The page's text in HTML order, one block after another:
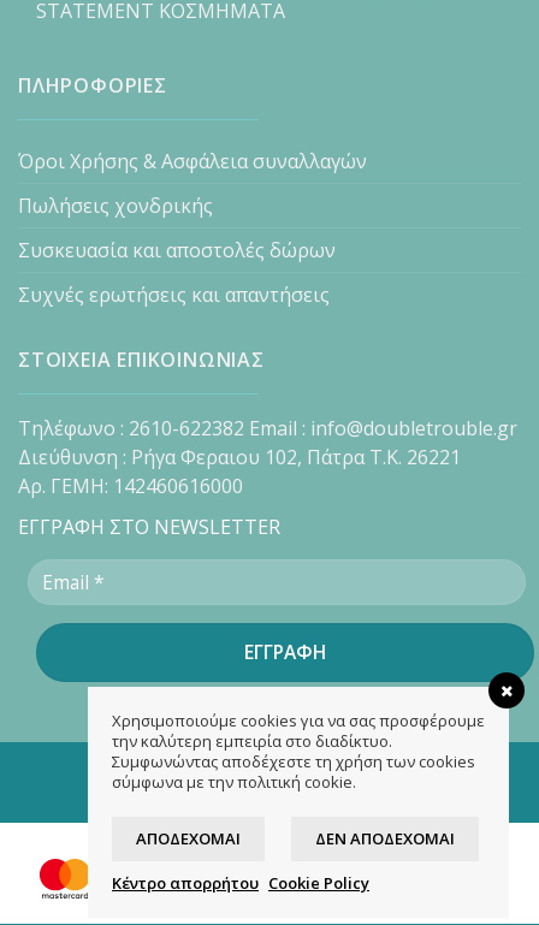
STATEMENT ΚΟΣΜΗΜΑΤΑ
ΠΛΗΡΟΦΟΡΙΕΣ
Όροι Χρήσης & Ασφάλεια συναλλαγών
Πωλήσεις χονδρικής
Συσκευασία και αποστολές δώρων
Συχνές ερωτήσεις και απαντήσεις
ΣΤΟΙΧΕΙΑ ΕΠΙΚΟΙΝΩΝΙΑΣ
Τηλέφωνο : 2610-622382 Email : info@doubletrouble.gr
Διεύθυνση : Ρήγα Φεραιου 102, Πάτρα Τ.Κ. 26221
Αρ. ΓΕΜΗ: 142460616000
ΕΓΓΡΑΦΗ ΣΤΟ NEWSLETTER
Copyright 2026 ©doubletrouble.gr
Designed & developed by
Χρησιμοποιούμε cookies για να σας προσφέρουμε
την καλύτερη εμπειρία στο διαδίκτυο.
Συμφωνώντας αποδέχεστε τη χρήση των cookies
σύμφωνα με την πολιτική cookie.
ΑΠΟΔΈΧΟΜΑΙ ΔΕΝ ΑΠΟΔΈΧΟΜΑΙ
Κέντρο απορρήτου Cookie Policy